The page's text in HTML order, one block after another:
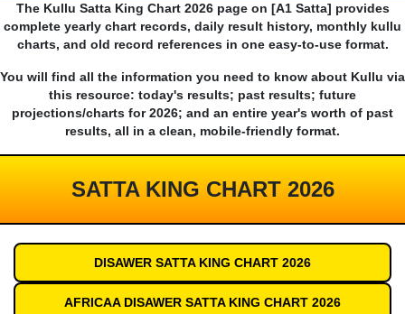
The Kullu Satta King Chart 2026 page on [A1 Satta] provides
complete yearly chart records, daily result history, monthly kullu
charts, and old record references in one easy-to-use format.
You will find all the information you need to know about Kullu via
this resource: today's results; past results; future
projections/charts for 2026; and an entire year's worth of past
results, all in a clean, mobile-friendly format.
SATTA KING CHART 2026
DISAWER SATTA KING CHART 2026
AFRICAA DISAWER SATTA KING CHART 2026